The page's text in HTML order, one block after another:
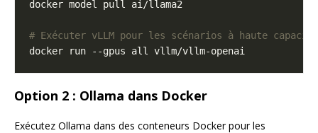
# Exécuter vLLM pour les scénarios à haute capacité
Option 2 : Ollama dans Docker
Exécutez Ollama dans des conteneurs Docker pour les